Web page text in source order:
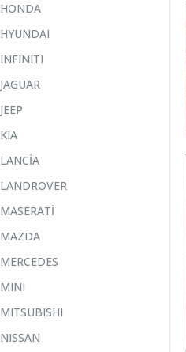
HONDA
HYUNDAI
INFINITI
JAGUAR
JEEP
KIA
LANCİA
LANDROVER
MASERATİ
MAZDA
MERCEDES
MINI
MITSUBISHI
NISSAN